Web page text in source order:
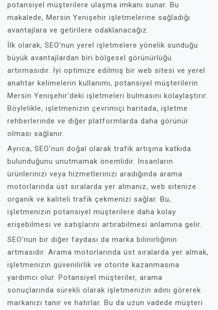
potansiyel müşterilere ulaşma imkanı sunar. Bu
makalede, Mersin Yenişehir işletmelerine sağladığı
avantajlara ve getirilere odaklanacağız.
İlk olarak, SEO'nun yerel işletmelere yönelik sunduğu
büyük avantajlardan biri bölgesel görünürlüğü
artırmasıdır. İyi optimize edilmiş bir web sitesi ve yerel
anahtar kelimelerin kullanımı, potansiyel müşterilerin
Mersin Yenişehir'deki işletmeleri bulmasını kolaylaştırır.
Böylelikle, işletmenizin çevrimiçi haritada, işletme
rehberlerinde ve diğer platformlarda daha görünür
olması sağlanır.
Ayrıca, SEO'nun doğal olarak trafik artışına katkıda
bulunduğunu unutmamak önemlidir. İnsanların
ürünlerinizi veya hizmetlerinizi aradığında arama
motorlarında üst sıralarda yer almanız, web sitenize
organik ve kaliteli trafik çekmenizi sağlar. Bu,
işletmenizin potansiyel müşterilere daha kolay
erişebilmesi ve satışlarını artırabilmesi anlamına gelir.
SEO'nun bir diğer faydası da marka bilinirliğinin
artmasıdır. Arama motorlarında üst sıralarda yer almak,
işletmenizin güvenilirlik ve otorite kazanmasına
yardımcı olur. Potansiyel müşteriler, arama
sonuçlarında sürekli olarak işletmenizin adını görerek
markanızı tanır ve hatırlar. Bu da uzun vadede müşteri